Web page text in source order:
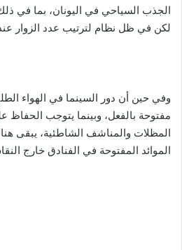
الجذب السياحي في اليونان، بما في ذلك
لكن في ظل نظام لترتيب عدد الزوار
وفي حين أن دور السينما في الهواء
مفتوحة بالفعل، وبينما يتوجب الحفاظ
المظلات والمناشف الشاطئية، يبقى
الموائد المفتوحة في الفنادق خارج